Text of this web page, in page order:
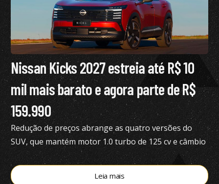
Nissan Kicks 2027 estreia até R$ 10
mil mais barato e agora parte de R$
159.990
Redução de preços abrange as quatro versões do
SUV, que mantém motor 1.0 turbo de 125 cv e câmbio
de dupla embreagem
Leia mais